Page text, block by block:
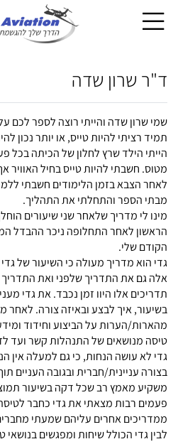
ד"ר שרון שדה
שמי שרון שדה והייתי רוצה לספר לכם
תמיד רציתי להיות טייס, או יותר נכון
הייתי הילד שרץ לחלון של הכיתה
מטוס. חשבתי להיות טייס בחיל
לאחר הצבא בזמן הלימודים חשבתי
מבתי הספר והתחלתי את התהליך.
מינו לי מדריך שלאחר שני שיעורים
הראשון לאחר התחלופה ניכר ההבדל
הקודם שלי.
גדי הוא מדריך מעולה כי השיעור של
אלה גם את התדריך שלפני ואת התדריך
תדריכים אלו היוו זמן נכבד. את גדי
בשיעור, איך לבצע ובאיזה צורה. לאחר
מהארות/הערות על הביצוע וחידוד
טיסה מנושאים של התנהלות קשר ועד
גדי לא עושה הנחות, כי גם למעלה אין
בצורה עניינית/חברית ובגובה העניים
משקיע מאמץ רב שכל דקה בשיעור
פעמים רבות מצאתי את גדי כחבר
ממדריכים אחרים עליהם שמעתי
לבין גדי הכולל שיחות ומפגשים